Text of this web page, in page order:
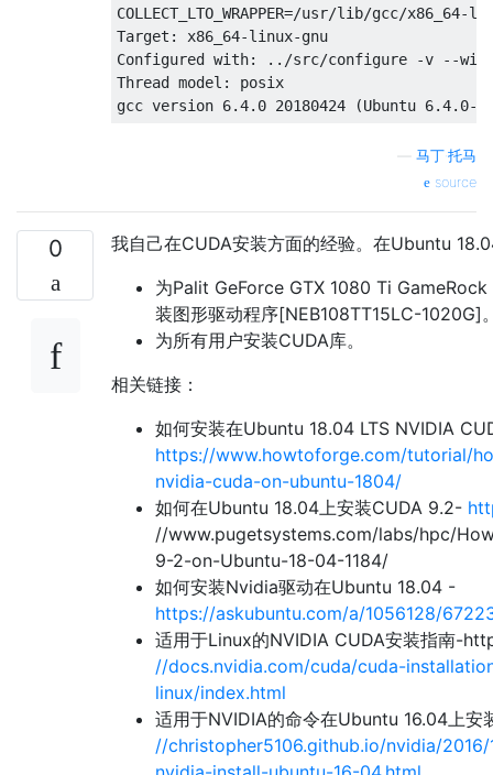
COLLECT_LTO_WRAPPER=/usr/lib/gcc/
Target: x86_64-linux-gnu
Configured with: ../src/configure -v --
Thread model: posix
马丁·托马
source
0
我自己在CUDA安装方面的经验。在Ubuntu
为Palit GeForce GTX 1080 Ti GameRock
装图形驱动程序[NEB108TT15LC-1020G]
为所有用户安装CUDA库。
相关链接：
如何安装在Ubuntu 18.04 LTS NVIDIA
https://www.howtoforge.com/tutorial/
nvidia-cuda-on-ubuntu-1804/
如何在Ubuntu 18.04上安装CUDA 9.2-
//www.pugetsystems.com/labs/hpc/
9-2-on-Ubuntu-18-04-1184/
如何安装Nvidia驱动在Ubuntu 18.04 -
https://askubuntu.com/a/1056128/
适用于Linux的NVIDIA CUDA安装指南-
//docs.nvidia.com/cuda/cuda-
linux/index.html
适用于NVIDIA的命令在Ubuntu 16.04上安
//christopher5106.github.io/nvidia/